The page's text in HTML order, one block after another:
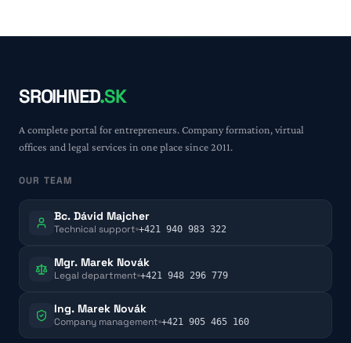
SROIHNED.SK
A complete portal for entrepreneurs. Company formation, virtual
offices and legal services in one place since 2011.
OUR TEAM
Bc. Dávid Majcher
Technical support +421 940 983 322
Mgr. Marek Novák
Legal department +421 948 296 779
Ing. Marek Novák
Company management +421 905 465 160